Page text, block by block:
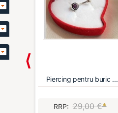
Piercing pentru buric ...
RRP:29,00 €*